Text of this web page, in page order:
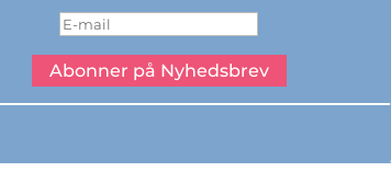
Abonner på Nyhedsbrev